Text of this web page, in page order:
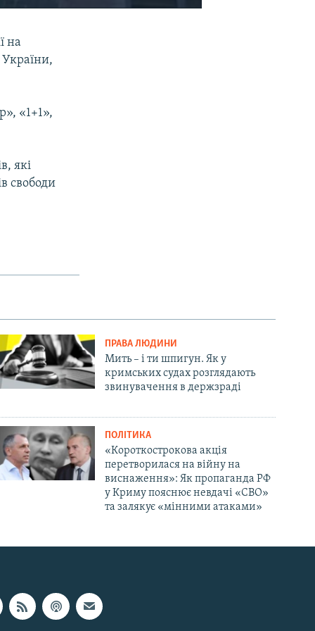
на
України,
«1+1»,
які
свободи
ПРАВА ЛЮДИНИ
Мить – і ти шпигун. Як у
кримських судах розглядають
звинувачення в держзраді
ПОЛІТИКА
«Короткострокова акція
перетворилася на війну на
виснаження»: Як пропаганда РФ
у Криму пояснює невдачі «СВО»
та залякує «мінними атаками»